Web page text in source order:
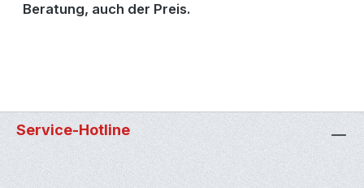
Beratung, auch der Preis.
Service-Hotline